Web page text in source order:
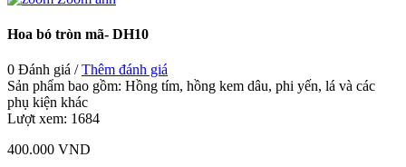
Hoa bó tròn mã- DH10
0 Đánh giá /Thêm đánh giá
Sản phẩm bao gồm: Hồng tím, hồng kem dâu, phi yến, lá và các
phụ kiện khác
Lượt xem: 1684
400.000 VND